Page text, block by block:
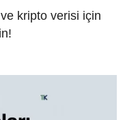
kripto verisi için